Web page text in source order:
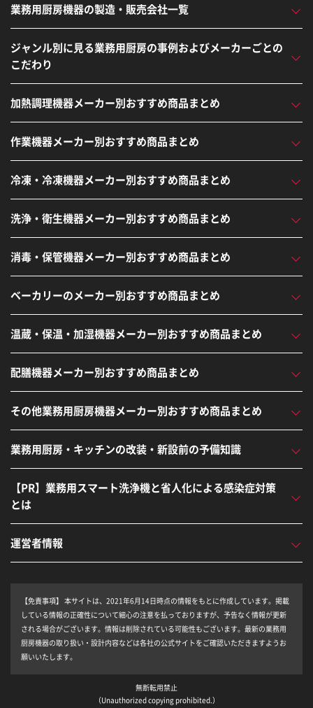
業務用厨房機器の製造・販売会社一覧
ジャンル別に見る業務用厨房の事例およびメーカーごとの
こだわり
加熱調理機器メーカー別おすすめ商品まとめ
作業機器メーカー別おすすめ商品まとめ
冷凍・冷凍機器メーカー別おすすめ商品まとめ
洗浄・衛生機器メーカー別おすすめ商品まとめ
消毒・保管機器メーカー別おすすめ商品まとめ
ベーカリーのメーカー別おすすめ商品まとめ
温蔵・保温・加湿機器メーカー別おすすめ商品まとめ
配膳機器メーカー別おすすめ商品まとめ
その他業務用厨房機器メーカー別おすすめ商品まとめ
業務用厨房・キッチンの改装・新設前の予備知識
【PR】業務用スマート洗浄機と省人化による感染症対策
とは
運営者情報
【免責事項】 本サイトは、2021年6月14日時点の情報をもとに作成しています。掲載
している情報の正確性について細心の注意を払っておりますが、予告なく情報が更新
される場合がございます。情報は削除されている可能性もございます。最新の業務用
厨房機器の取り扱い・設計内容などは各社の公式サイトをご確認いただきますようお
願いいたします。
無断転用禁止
（Unauthorized copying prohibited.）